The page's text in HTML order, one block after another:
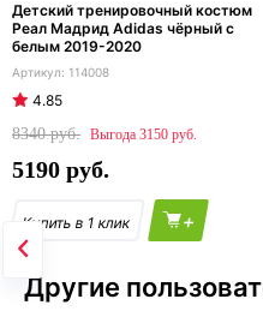
Детский тренировочный костюм
Реал Мадрид Adidas чёрный с
белым 2019-2020
114008
4.85
8340
3150
5190
+
Другие